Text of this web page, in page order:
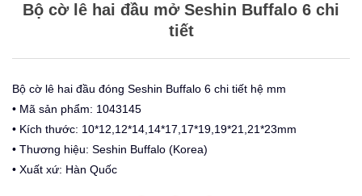
Bộ cờ lê hai đầu mở Seshin Buffalo 6 chi
tiết
Bộ cờ lê hai đầu đóng Seshin Buffalo 6 chi tiết hệ mm
• Mã sản phẩm: 1043145
• Kích thước: 10*12,12*14,14*17,17*19,19*21,21*23mm
• Thương hiệu: Seshin Buffalo (Korea)
• Xuất xứ: Hàn Quốc